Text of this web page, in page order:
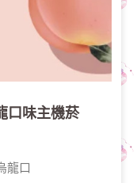
口味主機菸
龍口